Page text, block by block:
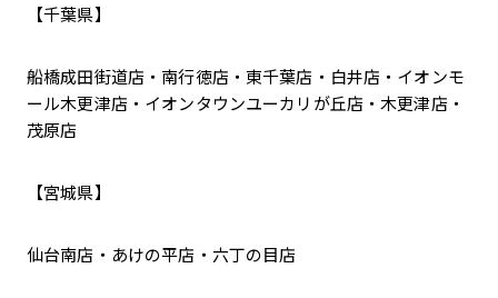
【千葉県】
船橋成田街道店・南行徳店・東千葉店・白井店・イオンモ
ール木更津店・イオンタウンユーカリが丘店・木更津店・
茂原店
【宮城県】
仙台南店・あけの平店・六丁の目店